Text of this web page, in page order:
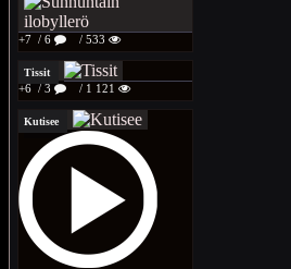
+7 / 6 / 533
Tissit
+6 / 3 / 1 121
Kutisee